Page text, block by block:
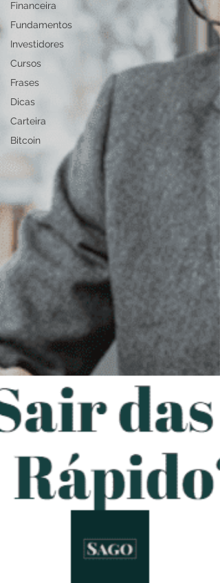
Financeira
Fundamentos
Investidores
Cursos
Frases
Dicas
Carteira
Bitcoin